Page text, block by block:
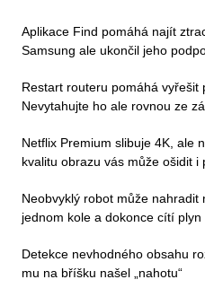
Aplikace Find pomáhá najít
Samsung ale ukončil jeho
Restart routeru pomáhá vyřešit
Nevytahujte ho ale rovnou ze
Netflix Premium slibuje 4K, ale
kvalitu obrazu vás může ošidit i
Neobvyklý robot může
jednom kole a dokonce cítí plyn
Detekce nevhodného obsahu
mu na bříšku našel „nahotu“